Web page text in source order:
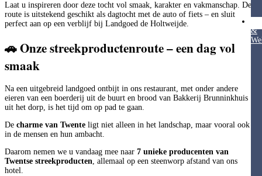
&
Laat u inspireren door deze tocht vol smaak, karakter en vakmanschap. De
route is uitstekend geschikt als dagtocht met de auto of fiets – en sluit
perfect aan op een verblijf bij Landgoed de Holtweijde.
🚗Onze streekproductenroute – een dag vol
smaak
Na een uitgebreid landgoed ontbijt in ons restaurant, met onder andere
eieren van een boerderij uit de buurt en brood van Bakkerij Brunninkhuis
uit het dorp, is het tijd om op pad te gaan.
De charme van Twente ligt niet alleen in het landschap, maar vooral ook
in de mensen en hun ambacht.
Daarom nemen we u vandaag mee naar 7 unieke producenten van
Twentse streekproducten, allemaal op een steenworp afstand van ons
hotel.